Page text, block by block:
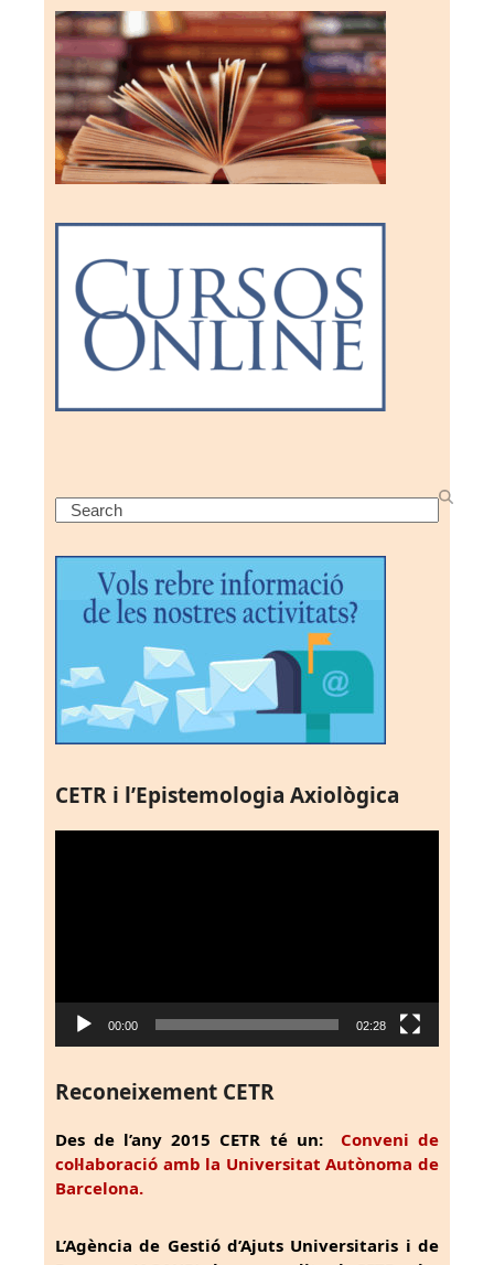
Search
CETR i l’Epistemologia Axiològica
00:00 02:28
Reconeixement CETR
Des de l’any 2015 CETR té un: Conveni de
col·laboració amb la Universitat Autònoma de
Barcelona.
L’Agència de Gestió d’Ajuts Universitaris i de